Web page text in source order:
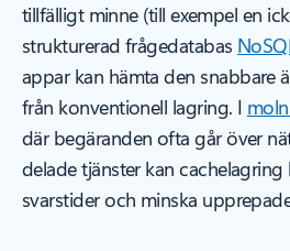
tillfälligt minne (till exempel en
strukturerad frågedatabas
appar kan hämta den snabbare
från konventionell lagring. I
där begäranden ofta går över
delade tjänster kan
svarstider och minska